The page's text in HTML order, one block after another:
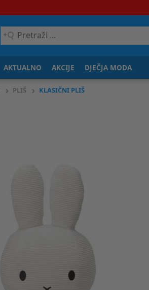
Pretraži
...
AKTUALNO AKCIJE DJEČJA MODA
PLIŠ KLASIČNI PLIŠ